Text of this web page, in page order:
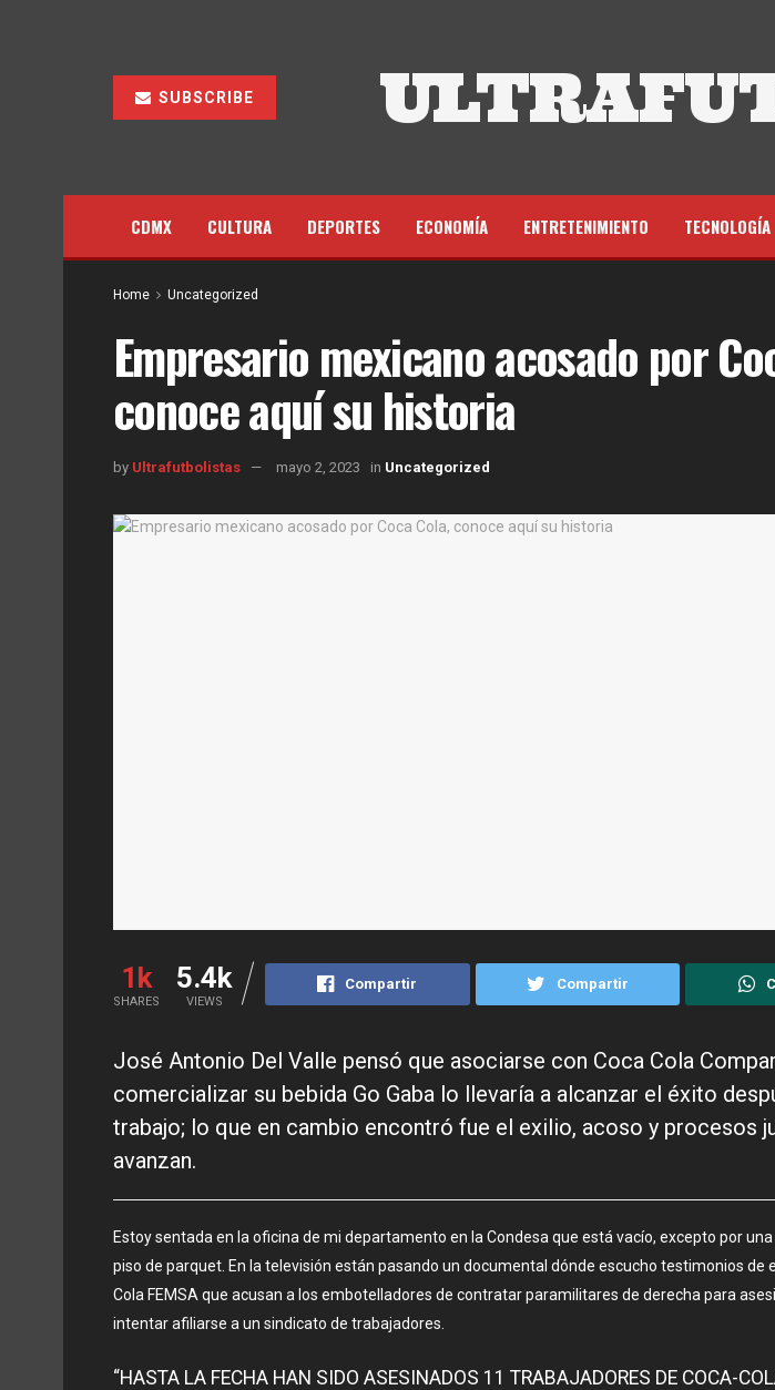
SUBSCRIBE
CDMX CULTURA DEPORTES ECONOMÍA ENTRETENIMIENTO TECNOLOGÍA
Home Uncategorized
Empresario mexicano acosado por
conoce aquí su historia
by Ultrafutbolistas mayo 2, 2023 in Uncategorized
1k
SHARES
5.4k
VIEWS
Compartir Compartir
José Antonio Del Valle pensó que asociarse con Coca Cola
comercializar su bebida Go Gaba lo llevaría a alcanzar el éxito
trabajo; lo que en cambio encontró fue el exilio, acoso y procesos
avanzan.
Estoy sentada en la oficina de mi departamento en la Condesa que está vacío, excepto por una
piso de parquet. En la televisión están pasando un documental dónde escucho testimonios de
Cola FEMSA que acusan a los embotelladores de contratar paramilitares de derecha para
intentar afiliarse a un sindicato de trabajadores.
“HASTA LA FECHA HAN SIDO ASESINADOS 11 TRABAJADORES DE COCA-